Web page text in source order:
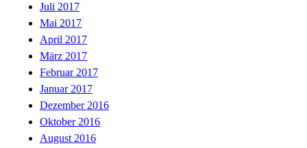
Juli 2017
Mai 2017
April 2017
März 2017
Februar 2017
Januar 2017
Dezember 2016
Oktober 2016
August 2016